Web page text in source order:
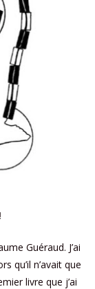
Guéraud. J’ai
qu’il n’avait que
livre que j’ai